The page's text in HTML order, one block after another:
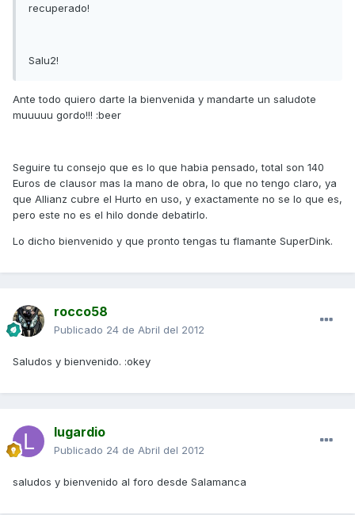
recuperado!
Salu2!
Ante todo quiero darte la bienvenida y mandarte un saludote
muuuuu gordo!!! :beer
Seguire tu consejo que es lo que habia pensado, total son 140
Euros de clausor mas la mano de obra, lo que no tengo claro, ya
que Allianz cubre el Hurto en uso, y exactamente no se lo que es,
pero este no es el hilo donde debatirlo.
Lo dicho bienvenido y que pronto tengas tu flamante SuperDink.
rocco58
Publicado 24 de Abril del 2012
Saludos y bienvenido. :okey
lugardio
Publicado 24 de Abril del 2012
saludos y bienvenido al foro desde Salamanca